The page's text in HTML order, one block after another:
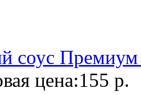
соус
цена:155 р.